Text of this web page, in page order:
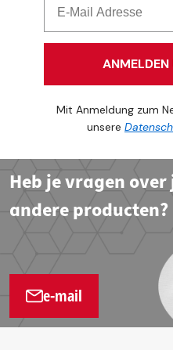
ANMELDEN
Mit Anmeldung zum
unsere
Heb je vragen
andere producten?
e-mail